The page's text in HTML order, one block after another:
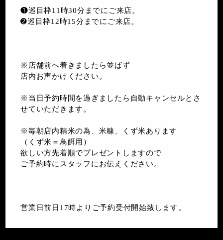
❶巡目枠11時30分までにご来店。
➋巡目枠12時15分までにご来店。
※店舗前へ着きましたら並ばず
店内お声かけください。
※当日予約時間を過ぎましたら自動キャンセルとさ
せていただきます。
※毎朝店内精米の為、米糠、くず米あります
（くず米＝鳥餌用）
欲しい方先着順でプレゼントしますので
ご予約時にスタッフにお伝えください。
営業日前日17時よりご予約受付開始致します。